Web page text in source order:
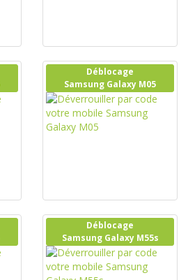
Déblocage
Samsung Galaxy M05
Déblocage
Samsung Galaxy M55s